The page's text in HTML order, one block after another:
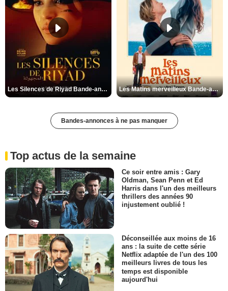
Les Silences de Riyad Bande-annonce VO STFR Les Matins merveilleux Bande-annonce VF
Bandes-annonces à ne pas manquer
Top actus de la semaine
Ce soir entre amis : Gary
Oldman, Sean Penn et Ed
Harris dans l'un des meilleurs
thrillers des années 90
injustement oublié !
Déconseillée aux moins de 16
ans : la suite de cette série
Netflix adaptée de l'un des 100
meilleurs livres de tous les
temps est disponible
aujourd'hui